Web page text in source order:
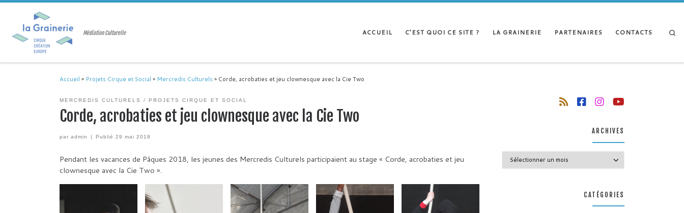
Passer au contenu
Médiation Culturelle ACCUEIL C’EST QUOI CE SITE ? LA GRAINERIE PARTENAIRES CONTACTS
Accueil » Projets Cirque et Social » Mercredis Culturels » Corde, acrobaties et jeu clownesque avec la Cie Two
MERCREDIS CULTURELS PROJETS CIRQUE ET SOCIAL
Corde, acrobaties et jeu clownesque avec la Cie Two
par admin | Publié29 mai 2018
Pendant les vacances de Pâques 2018, les jeunes des Mercredis Culturels participaient au stage « Corde, acrobaties et jeu
clownesque avec la Cie Two ».
ARCHIVES
CATÉGORIES